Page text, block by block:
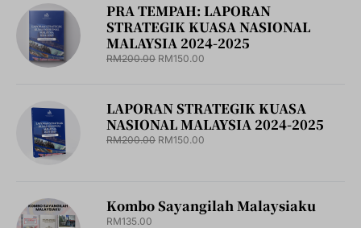
PRA TEMPAH: LAPORAN
STRATEGIK KUASA NASIONAL
MALAYSIA 2024-2025
RM200.00 RM150.00
LAPORAN STRATEGIK KUASA
NASIONAL MALAYSIA 2024-2025
RM200.00 RM150.00
Kombo Sayangilah Malaysiaku
RM135.00